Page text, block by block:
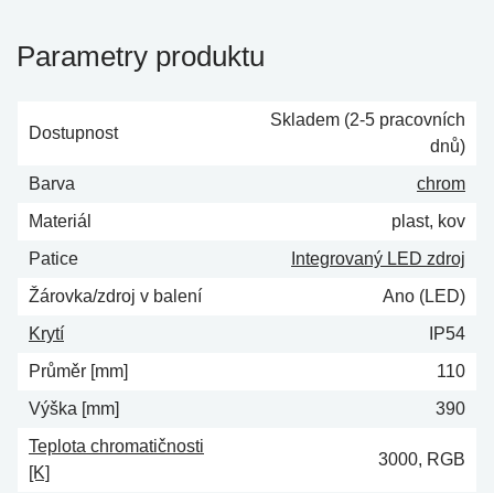
Parametry produktu
Dostupnost
Skladem (2-5 pracovních
dnů)
Barva
chrom
Materiál
plast, kov
Patice
Integrovaný LED zdroj
Žárovka/zdroj v balení
Ano (LED)
Krytí
IP54
Průměr [mm]
110
Výška [mm]
390
Teplota chromatičnosti
[K]
3000, RGB